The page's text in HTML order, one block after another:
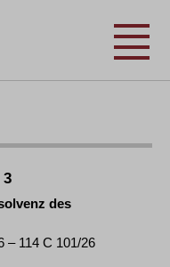
3
des
– 114 C 101/26